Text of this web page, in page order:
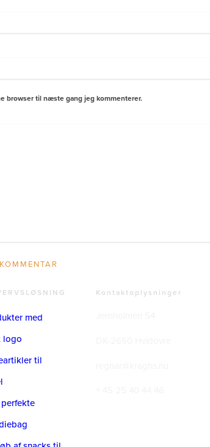
browser til næste gang jeg kommenterer.
med
logo
til
Kontaktoplysninger